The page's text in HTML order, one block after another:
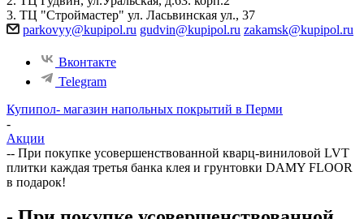
3. ТЦ "Строймастер" ул. Ласьвинская ул., 37
parkovyy@kupipol.ru gudvin@kupipol.ru zakamsk@kupipol.ru
Вконтакте
Telegram
Купипол- магазин напольных покрытий в Перми
-
Акции
-- При покупке усовершенствованной кварц-виниловой LVT
плитки каждая третья банка клея и грунтовки DAMY FLOOR
в подарок!